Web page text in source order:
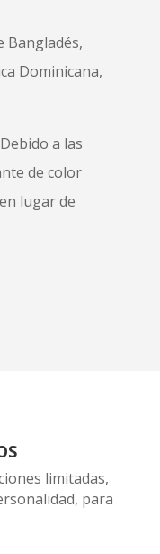
Bangladés,
Dominicana,
a las
de color
lugar de
limitadas,
para